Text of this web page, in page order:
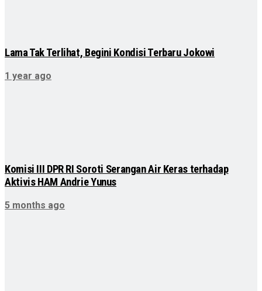
Lama Tak Terlihat, Begini Kondisi Terbaru Jokowi
1 year ago
Komisi III DPR RI Soroti Serangan Air Keras terhadap
Aktivis HAM Andrie Yunus
5 months ago